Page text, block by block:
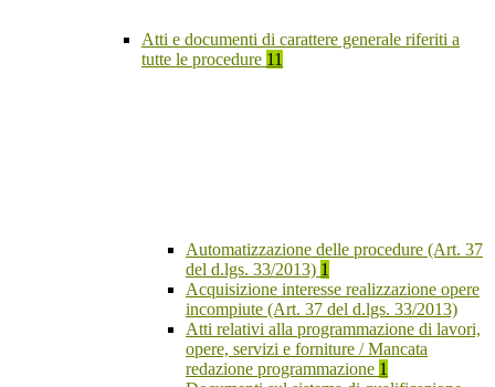
Atti e documenti di carattere generale riferiti a
tutte le procedure 11
Automatizzazione delle procedure (Art. 37
del d.lgs. 33/2013) 1
Acquisizione interesse realizzazione opere
incompiute (Art. 37 del d.lgs. 33/2013)
Atti relativi alla programmazione di lavori,
opere, servizi e forniture / Mancata
redazione programmazione 1